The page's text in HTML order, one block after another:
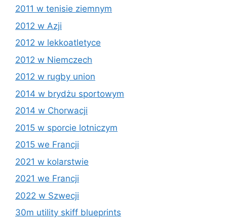
2011 w tenisie ziemnym
2012 w Azji
2012 w lekkoatletyce
2012 w Niemczech
2012 w rugby union
2014 w brydżu sportowym
2014 w Chorwacji
2015 w sporcie lotniczym
2015 we Francji
2021 w kolarstwie
2021 we Francji
2022 w Szwecji
30m utility skiff blueprints